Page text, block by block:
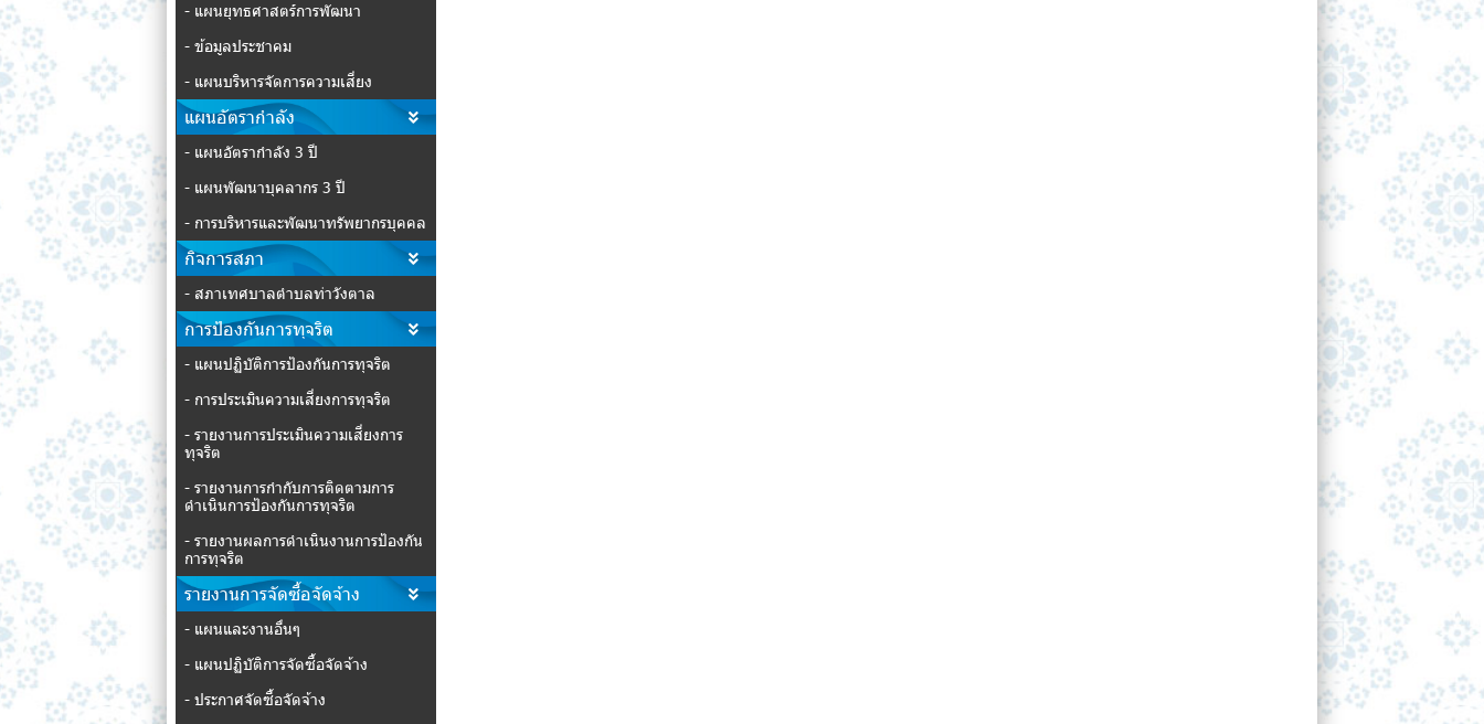
- แผนยุทธศาสตร์การพัฒนา
- ข้อมูลประชาคม
- แผนบริหารจัดการความเสี่ยง
แผนอัตรากำลัง
- แผนอัตรากำลัง 3 ปี
- แผนพัฒนาบุคลากร 3 ปี
- การบริหารและพัฒนาทรัพยากรบุคคล
กิจการสภา
- สภาเทศบาลตำบลท่าวังตาล
การป้องกันการทุจริต
- แผนปฏิบัติการป้องกันการทุจริต
- การประเมินความเสี่ยงการทุจริต
- รายงานการประเมินความเสี่ยงการ
ทุจริต
- รายงานการกำกับการติดตามการ
ดำเนินการป้องกันการทุจริต
- รายงานผลการดำเนินงานการป้องกัน
การทุจริต
รายงานการจัดซื้อจัดจ้าง
- แผนและงานอื่นๆ
- แผนปฏิบัติการจัดซื้อจัดจ้าง
- ประกาศจัดซื้อจัดจ้าง